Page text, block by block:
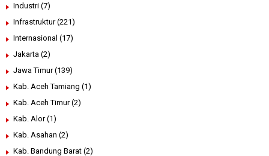
Industri (7)
Infrastruktur (221)
Internasional (17)
Jakarta (2)
Jawa Timur (139)
Kab. Aceh Tamiang (1)
Kab. Aceh Timur (2)
Kab. Alor (1)
Kab. Asahan (2)
Kab. Bandung Barat (2)